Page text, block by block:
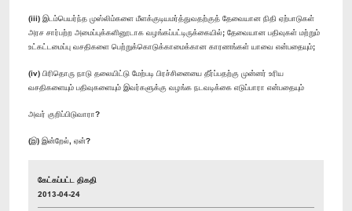
(iii) இடம்பெயர்ந்த முஸ்லிம்களை மீளக்குடியமர்த்துவதற்குத் தேவையான நிதி ஏற்பாடுகள்
அரச சார்பற்ற அமைப்புக்களினூடாக வழங்கப்பட்டிருக்கையில்; தேவையான பதிவுகள் மற்றும்
உட்கட்டமைப்பு வசதிகளை பெற்றுக்கொடுக்காமைக்கான காரணங்கள் யாவை என்பதையும்;
(iv) பிரிதொரு நாடு தலையிட்டு மேற்படி பிரச்சினையை தீர்ப்பதற்கு முன்னர் உரிய
வசதிகளையும் பதிவுகளையும் இவர்களுக்கு வழங்க நடவடிக்கை எடுப்பாரா என்பதையும்
அவர் குறிப்பிடுவாரா?
(இ) இன்றேல், ஏன்?
கேட்கப்பட்ட திகதி
2013-04-24